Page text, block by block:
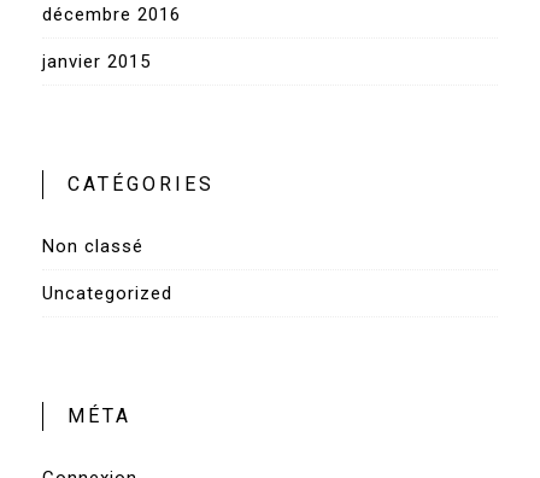
décembre 2016
janvier 2015
CATÉGORIES
Non classé
Uncategorized
MÉTA